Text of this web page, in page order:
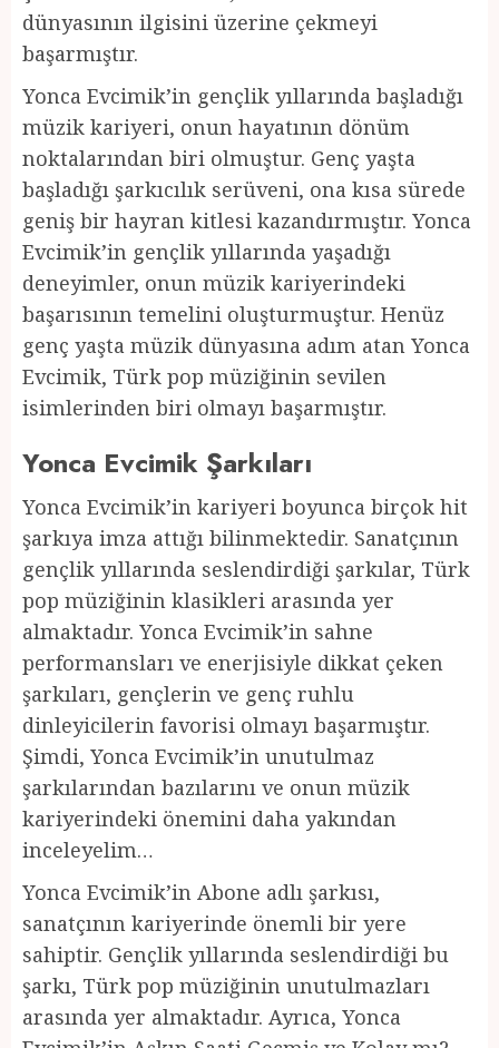
dünyasının ilgisini üzerine çekmeyi
başarmıştır.
Yonca Evcimik’in gençlik yıllarında başladığı
müzik kariyeri, onun hayatının dönüm
noktalarından biri olmuştur. Genç yaşta
başladığı şarkıcılık serüveni, ona kısa sürede
geniş bir hayran kitlesi kazandırmıştır. Yonca
Evcimik’in gençlik yıllarında yaşadığı
deneyimler, onun müzik kariyerindeki
başarısının temelini oluşturmuştur. Henüz
genç yaşta müzik dünyasına adım atan Yonca
Evcimik, Türk pop müziğinin sevilen
isimlerinden biri olmayı başarmıştır.
Yonca Evcimik Şarkıları
Yonca Evcimik’in kariyeri boyunca birçok hit
şarkıya imza attığı bilinmektedir. Sanatçının
gençlik yıllarında seslendirdiği şarkılar, Türk
pop müziğinin klasikleri arasında yer
almaktadır. Yonca Evcimik’in sahne
performansları ve enerjisiyle dikkat çeken
şarkıları, gençlerin ve genç ruhlu
dinleyicilerin favorisi olmayı başarmıştır.
Şimdi, Yonca Evcimik’in unutulmaz
şarkılarından bazılarını ve onun müzik
kariyerindeki önemini daha yakından
inceleyelim…
Yonca Evcimik’in Abone adlı şarkısı,
sanatçının kariyerinde önemli bir yere
sahiptir. Gençlik yıllarında seslendirdiği bu
şarkı, Türk pop müziğinin unutulmazları
arasında yer almaktadır. Ayrıca, Yonca